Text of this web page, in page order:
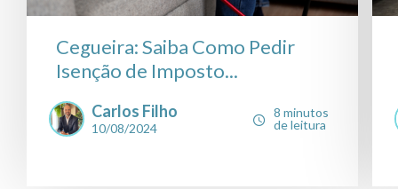
Cegueira: Saiba Como Pedir
Isenção de Imposto...
Carlos Filho
10/08/2024
8 minutos
de leitura